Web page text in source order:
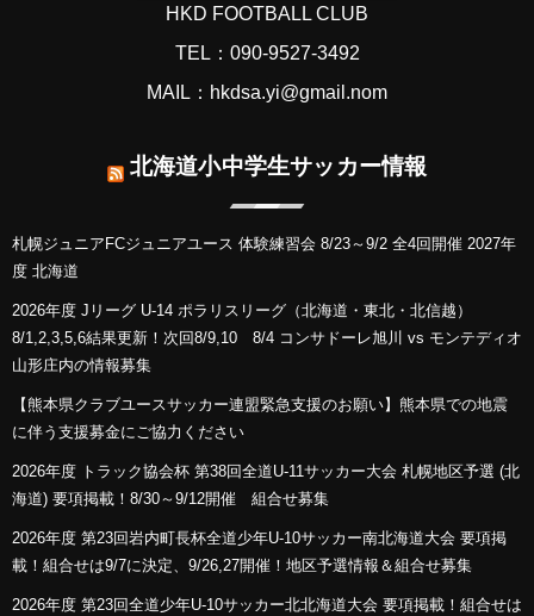
HKD FOOTBALL CLUB
TEL：090-9527-3492
MAIL：hkdsa.yi@gmail.nom
北海道小中学生サッカー情報
札幌ジュニアFCジュニアユース 体験練習会 8/23～9/2 全4回開催 2027年
度 北海道
2026年度 Jリーグ U-14 ポラリスリーグ（北海道・東北・北信越）
8/1,2,3,5,6結果更新！次回8/9,10 8/4 コンサドーレ旭川 vs モンテディオ
山形庄内の情報募集
【熊本県クラブユースサッカー連盟緊急支援のお願い】熊本県での地震
に伴う支援募金にご協力ください
2026年度 トラック協会杯 第38回全道U-11サッカー大会 札幌地区予選 (北
海道) 要項掲載！8/30～9/12開催 組合せ募集
2026年度 第23回岩内町長杯全道少年U-10サッカー南北海道大会 要項掲
載！組合せは9/7に決定、9/26,27開催！地区予選情報＆組合せ募集
2026年度 第23回全道少年U-10サッカー北北海道大会 要項掲載！組合せは